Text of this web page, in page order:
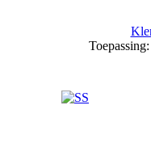
Toepassing: